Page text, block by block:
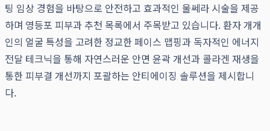
팅 임상 경험을 바탕으로 안전하고 효과적인 울쎄라 시술을 제공
하며 영등포 피부과 추천 목록에서 주목받고 있습니다. 환자 개개
인의 얼굴 특성을 고려한 정교한 페이스 맵핑과 독자적인 에너지
전달 테크닉을 통해 자연스러운 안면 윤곽 개선과 콜라겐 재생을
통한 피부결 개선까지 포괄하는 안티에이징 솔루션을 제시합니
다.